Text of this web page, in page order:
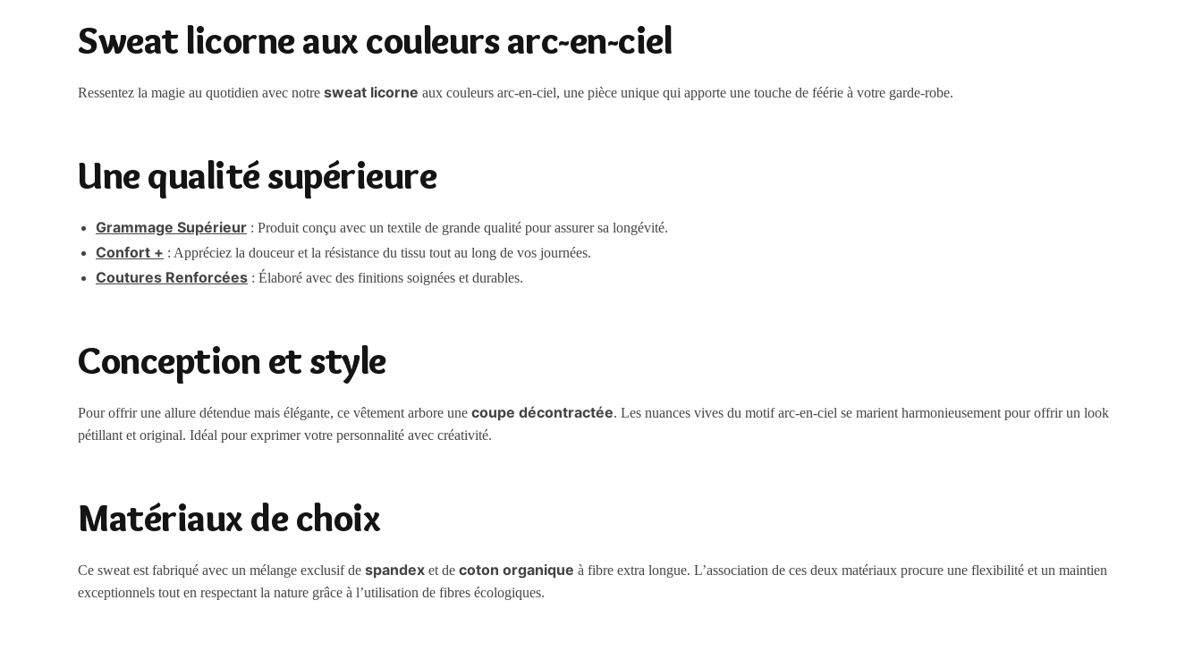
Sweat licorne aux couleurs arc-en-ciel
Ressentez la magie au quotidien avec notresweat licorne aux couleurs arc-en-ciel, une pièce unique qui apporte une touche de féérie à votre garde-robe.
Une qualité supérieure
Grammage Supérieur : Produit conçu avec un textile de grande qualité pour assurer sa longévité.
Confort + : Appréciez la douceur et la résistance du tissu tout au long de vos journées.
Coutures Renforcées : Élaboré avec des finitions soignées et durables.
Conception et style
Pour offrir une allure détendue mais élégante, ce vêtement arbore unecoupe décontractée. Les nuances vives du motif arc-en-ciel se marient harmonieusement pour offrir un look
pétillant et original. Idéal pour exprimer votre personnalité avec créativité.
Matériaux de choix
Ce sweat est fabriqué avec un mélange exclusif despandex et decoton organique à fibre extra longue. L’association de ces deux matériaux procure une flexibilité et un maintien
exceptionnels tout en respectant la nature grâce à l’utilisation de fibres écologiques.